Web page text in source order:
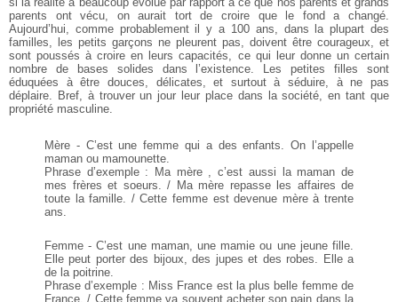
parents ont vécu, on aurait tort de croire que le fond a changé.
Aujourd’hui, comme probablement il y a 100 ans, dans la plupart des
familles, les petits garçons ne pleurent pas, doivent être courageux, et
sont poussés à croire en leurs capacités, ce qui leur donneun certain
nombre de bases solides dans l’existence. Les petites filles sont
éduquées à être douces, délicates, et surtout à séduire, à ne pas
déplaire. Bref, à trouver un jour leur place dans la société, en tant que
propriété masculine.
Mère - C’est une femme qui a des enfants. On l’appelle
maman ou mamounette.
Phrase d’exemple : Ma mère , c’est aussi la maman de
mes frères et soeurs. / Ma mère repasse les affaires de
toute la famille. / Cette femme est devenue mère à trente
ans.
Femme - C’est une maman, une mamie ou une jeune fille.
Elle peut porter des bijoux, des jupes et des robes. Elle a
de la poitrine.
Phrase d’exemple : Miss France est la plus belle femme de
France. / Cette femme va souvent acheter son pain dans la